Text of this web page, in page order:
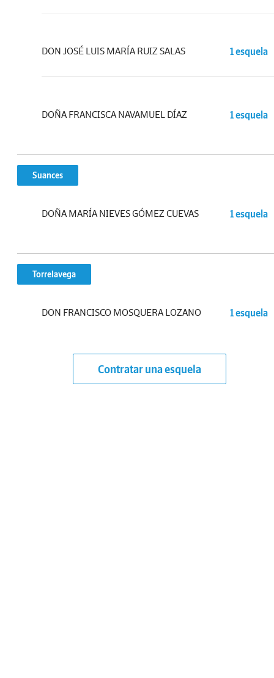
DON JOSÉ LUIS MARÍA RUIZ SALAS 1 esquela
DOÑA FRANCISCA NAVAMUEL DÍAZ 1 esquela
Suances
DOÑA MARÍA NIEVES GÓMEZ CUEVAS 1 esquela
Torrelavega
DON FRANCISCO MOSQUERA LOZANO 1 esquela
Contratar una esquela